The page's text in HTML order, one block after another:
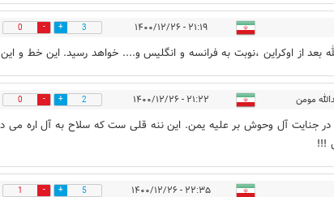
۲۱:۱۹ - ۱۴۰۰/۱۲/۲۶ 3
0
بعد از اوکراین ،نوبت به فرانسه و انگلیس و.... خواهد رسید. این خط و
مومن ۲۱:۲۲ - ۱۴۰۰/۱۲/۲۶ 2
0
در جنایت آل وحوش بر علیه یمن. این ننه قلی ست که سلاح به آل اره می
!!!
۲۲:۳۵ - ۱۴۰۰/۱۲/۲۶ 5
1